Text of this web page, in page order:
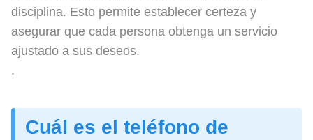
disciplina. Esto permite establecer certeza y
asegurar que cada persona obtenga un servicio
ajustado a sus deseos.
.
Cuál es el teléfono de